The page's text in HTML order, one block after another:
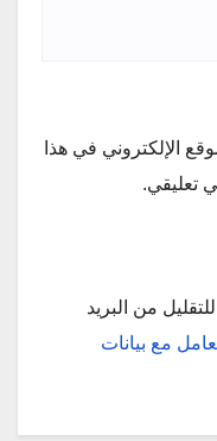
الإلكتروني في هذا
تعليقي.
من البريد
مع بيانات